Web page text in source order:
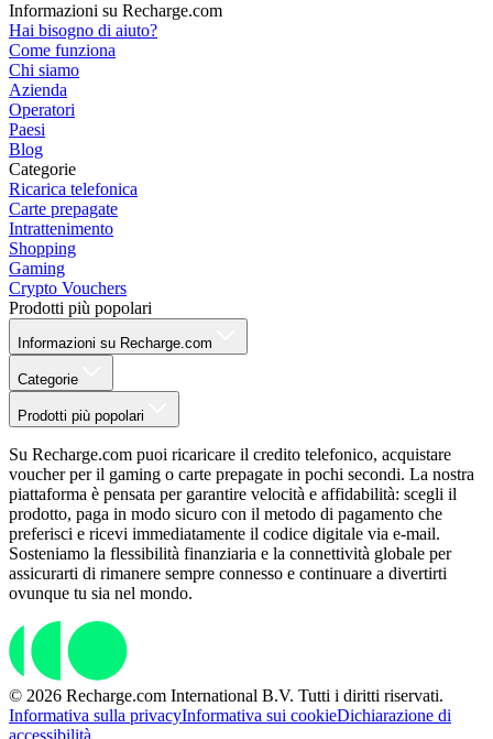
Informazioni su Recharge.com
Hai bisogno di aiuto?
Come funziona
Chi siamo
Azienda
Operatori
Paesi
Blog
Categorie
Ricarica telefonica
Carte prepagate
Intrattenimento
Shopping
Gaming
Crypto Vouchers
Prodotti più popolari
Informazioni su Recharge.com
Categorie
Prodotti più popolari
Su Recharge.com puoi ricaricare il credito telefonico, acquistare
voucher per il gaming o carte prepagate in pochi secondi. La nostra
piattaforma è pensata per garantire velocità e affidabilità: scegli il
prodotto, paga in modo sicuro con il metodo di pagamento che
preferisci e ricevi immediatamente il codice digitale via e-mail.
Sosteniamo la flessibilità finanziaria e la connettività globale per
assicurarti di rimanere sempre connesso e continuare a divertirti
ovunque tu sia nel mondo.
© 2026 Recharge.com International B.V. Tutti i diritti riservati.
Informativa sulla privacyInformativa sui cookieDichiarazione di